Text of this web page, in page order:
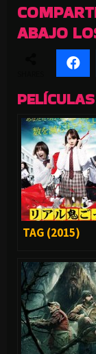
ABAJO
TAG (2015)